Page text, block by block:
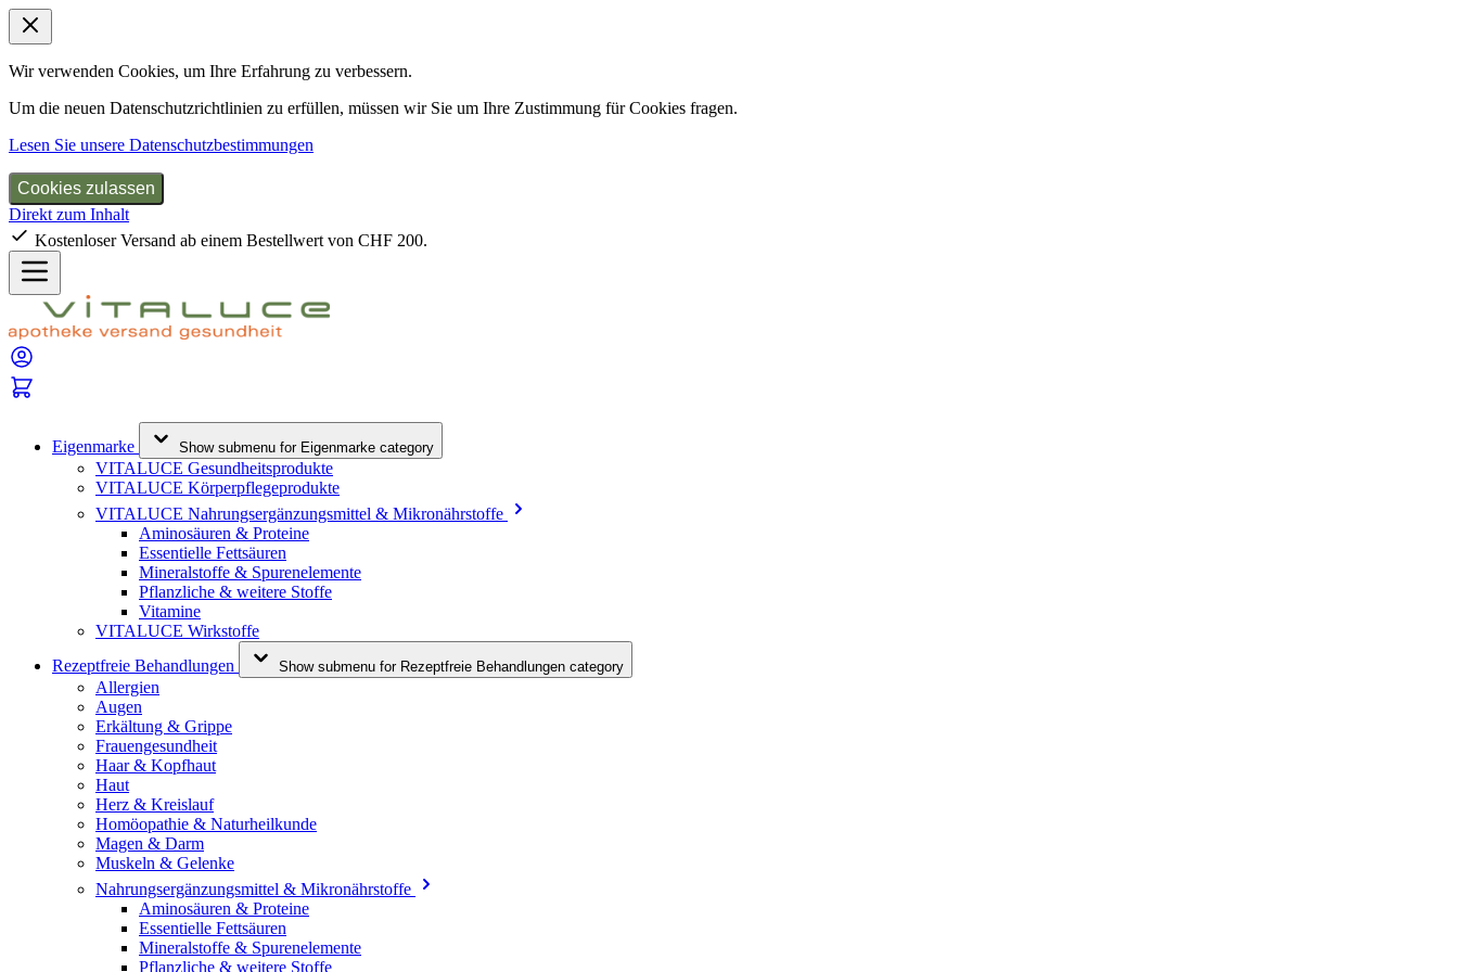
Wir verwenden Cookies, um Ihre Erfahrung zu verbessern.
Um die neuen Datenschutzrichtlinien zu erfüllen, müssen wir Sie um Ihre Zustimmung für Cookies fragen.
Lesen Sie unsere Datenschutzbestimmungen
Cookies zulassen
Direkt zum Inhalt
Kostenloser Versand ab einem Bestellwert von CHF 200.
Eigenmarke Show submenu for Eigenmarke category
VITALUCE Gesundheitsprodukte
VITALUCE Körperpflegeprodukte
VITALUCE Nahrungsergänzungsmittel & Mikronährstoffe
Aminosäuren & Proteine
Essentielle Fettsäuren
Mineralstoffe & Spurenelemente
Pflanzliche & weitere Stoffe
Vitamine
VITALUCE Wirkstoffe
Rezeptfreie Behandlungen
Show submenu for Rezeptfreie Behandlungen category
Allergien
Augen
Erkältung & Grippe
Frauengesundheit
Haar & Kopfhaut
Haut
Herz & Kreislauf
Homöopathie & Naturheilkunde
Magen & Darm
Muskeln & Gelenke
Nahrungsergänzungsmittel & Mikronährstoffe
Aminosäuren & Proteine
Essentielle Fettsäuren
Mineralstoffe & Spurenelemente
Pflanzliche & weitere Stoffe